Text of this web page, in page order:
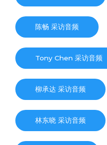
陈畅 采访音频
Tony Chen 采访音频
柳承达 采访音频
林东晓 采访音频